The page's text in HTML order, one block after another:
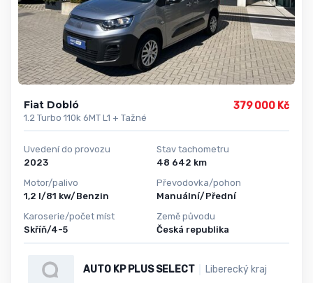
Fiat Dobló
1.2 Turbo 110k 6MT L1 + Tažné
379 000 Kč
Uvedení do provozu
2023
Motor/palivo
1,2 l/81 kw/Benzin
Karoserie/počet míst
Skříň/4-5
Stav tachometru
48 642 km
Převodovka/pohon
Manuální/Přední
Země původu
Česká republika
AUTO KP PLUS SELECT Liberecký kraj